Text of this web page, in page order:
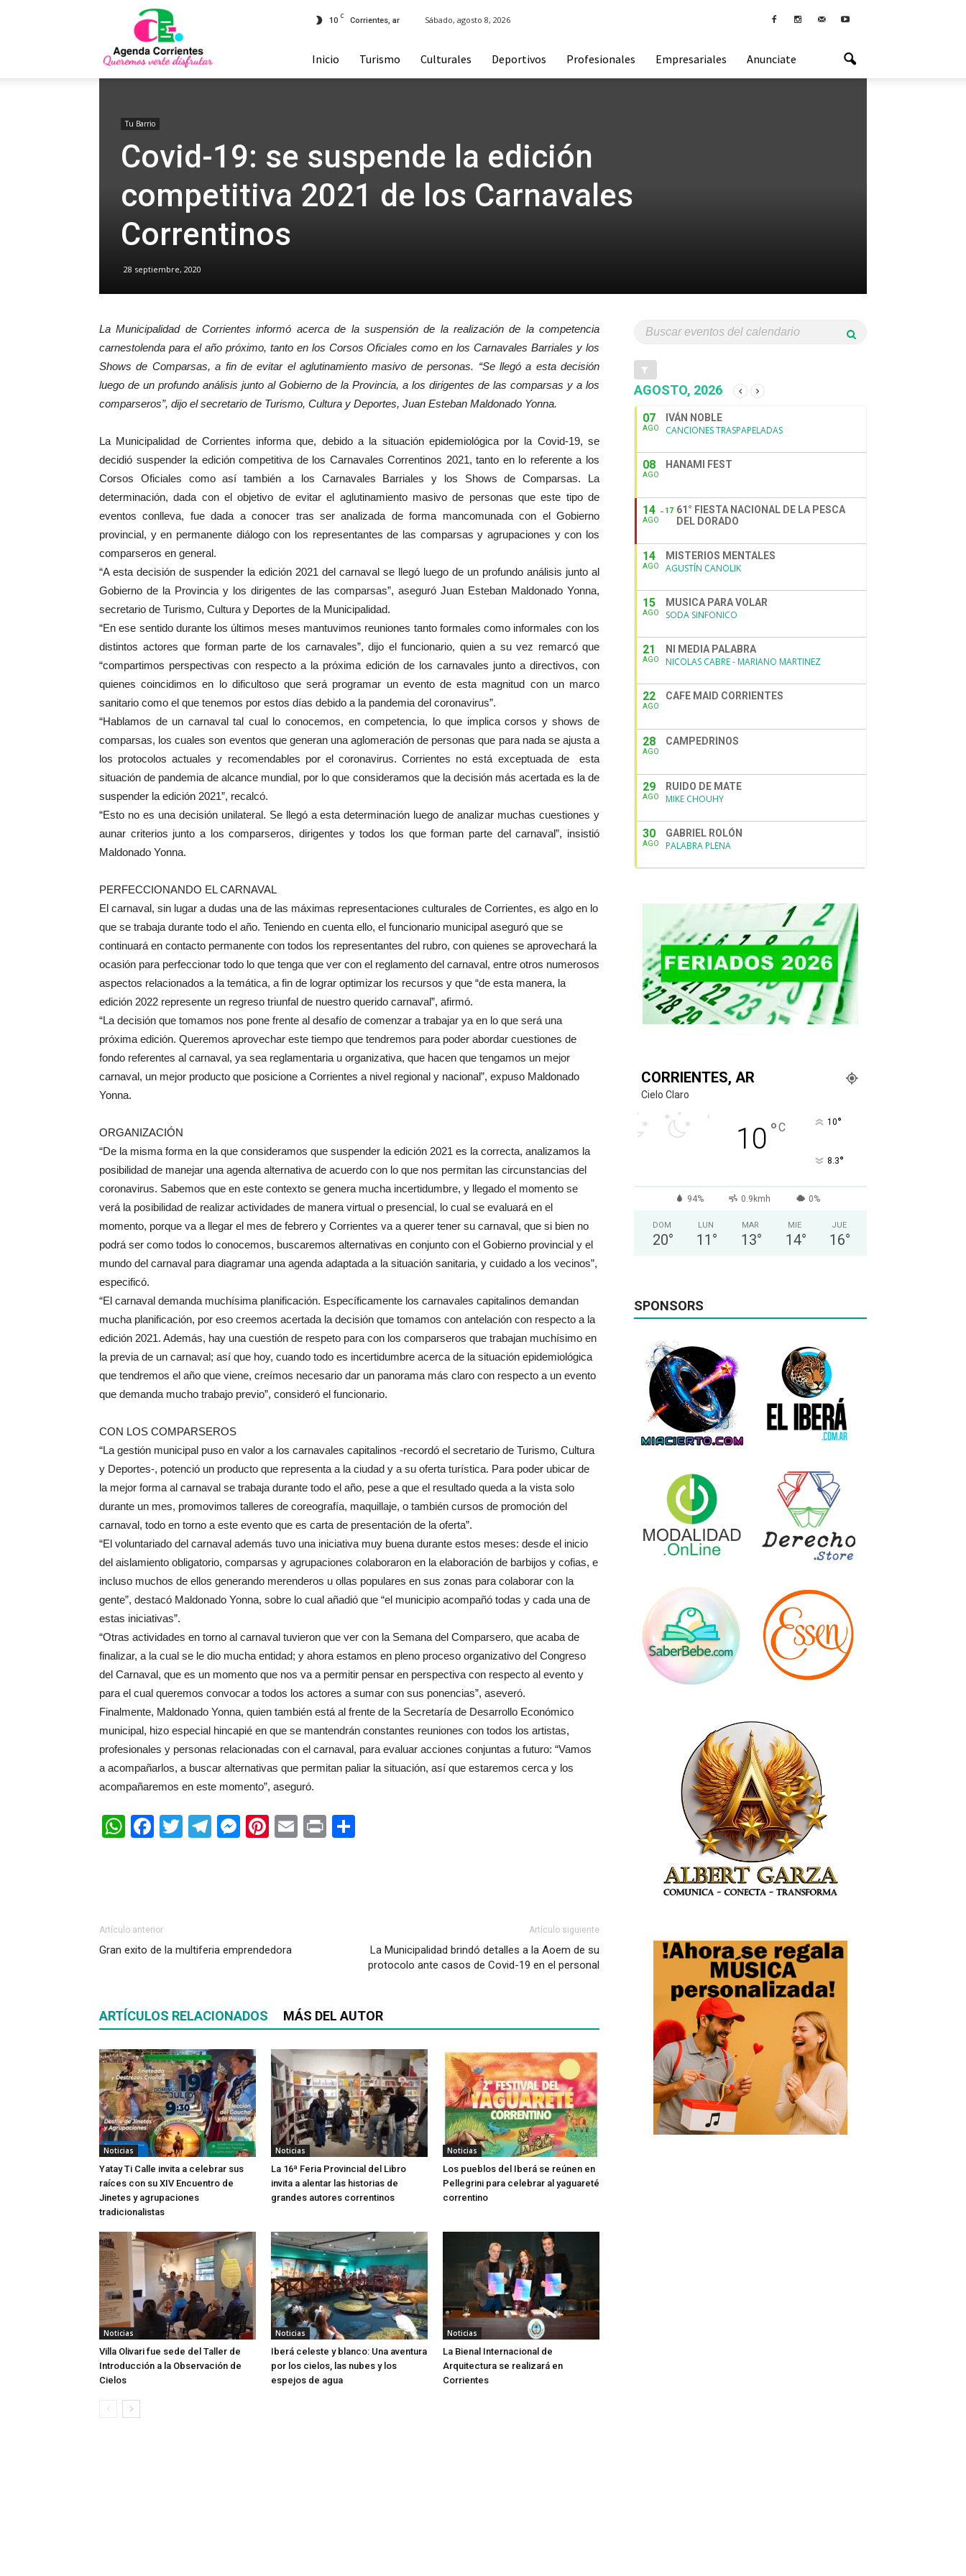
Corrientes
10 C
Corrientes, ar Sábado, agosto 8, 2026
Inicio Turismo Culturales Deportivos Profesionales Empresariales Anunciate
Tu Barrio
Covid-19: se suspende la edición
competitiva 2021 de los Carnavales
Correntinos
28 septiembre, 2020
La Municipalidad de Corrientes informó acerca de la suspensión de la realización de la competencia
carnestolenda para el año próximo, tanto en los Corsos Oficiales como en los Carnavales Barriales y los
Shows de Comparsas, a fin de evitar el aglutinamiento masivo de personas. “Se llegó a esta decisión
luego de un profundo análisis junto al Gobierno de la Provincia, a los dirigentes de las comparsas y a los
comparseros”, dijo el secretario de Turismo, Cultura y Deportes, Juan Esteban Maldonado Yonna.
La Municipalidad de Corrientes informa que, debido a la situación epidemiológica por la Covid-19, se
decidió suspender la edición competitiva de los Carnavales Correntinos 2021, tanto en lo referente a los
Corsos Oficiales como así también a los Carnavales Barriales y los Shows de Comparsas. La
determinación, dada con el objetivo de evitar el aglutinamiento masivo de personas que este tipo de
eventos conlleva, fue dada a conocer tras ser analizada de forma mancomunada con el Gobierno
provincial, y en permanente diálogo con los representantes de las comparsas y agrupaciones y con los
comparseros en general.
“A esta decisión de suspender la edición 2021 del carnaval se llegó luego de un profundo análisis junto al
Gobierno de la Provincia y los dirigentes de las comparsas”, aseguró Juan Esteban Maldonado Yonna,
secretario de Turismo, Cultura y Deportes de la Municipalidad.
“En ese sentido durante los últimos meses mantuvimos reuniones tanto formales como informales con los
distintos actores que forman parte de los carnavales”, dijo el funcionario, quien a su vez remarcó que
“compartimos perspectivas con respecto a la próxima edición de los carnavales junto a directivos, con
quienes coincidimos en lo dificultoso que será programar un evento de esta magnitud con un marco
sanitario como el que tenemos por estos días debido a la pandemia del coronavirus”.
“Hablamos de un carnaval tal cual lo conocemos, en competencia, lo que implica corsos y shows de
comparsas, los cuales son eventos que generan una aglomeración de personas que para nada se ajusta a
los protocolos actuales y recomendables por el coronavirus. Corrientes no está exceptuada de esta
situación de pandemia de alcance mundial, por lo que consideramos que la decisión más acertada es la de
suspender la edición 2021”, recalcó.
“Esto no es una decisión unilateral. Se llegó a esta determinación luego de analizar muchas cuestiones y
aunar criterios junto a los comparseros, dirigentes y todos los que forman parte del carnaval”, insistió
Maldonado Yonna.
PERFECCIONANDO EL CARNAVAL
El carnaval, sin lugar a dudas una de las máximas representaciones culturales de Corrientes, es algo en lo
que se trabaja durante todo el año. Teniendo en cuenta ello, el funcionario municipal aseguró que se
continuará en contacto permanente con todos los representantes del rubro, con quienes se aprovechará la
ocasión para perfeccionar todo lo que tenga que ver con el reglamento del carnaval, entre otros numerosos
aspectos relacionados a la temática, a fin de lograr optimizar los recursos y que “de esta manera, la
edición 2022 represente un regreso triunfal de nuestro querido carnaval”, afirmó.
“La decisión que tomamos nos pone frente al desafío de comenzar a trabajar ya en lo que será una
próxima edición. Queremos aprovechar este tiempo que tendremos para poder abordar cuestiones de
fondo referentes al carnaval, ya sea reglamentaria u organizativa, que hacen que tengamos un mejor
carnaval, un mejor producto que posicione a Corrientes a nivel regional y nacional”, expuso Maldonado
Yonna.
ORGANIZACIÓN
“De la misma forma en la que consideramos que suspender la edición 2021 es la correcta, analizamos la
posibilidad de manejar una agenda alternativa de acuerdo con lo que nos permitan las circunstancias del
coronavirus. Sabemos que en este contexto se genera mucha incertidumbre, y llegado el momento se
verá la posibilidad de realizar actividades de manera virtual o presencial, lo cual se evaluará en el
momento, porque va a llegar el mes de febrero y Corrientes va a querer tener su carnaval, que si bien no
podrá ser como todos lo conocemos, buscaremos alternativas en conjunto con el Gobierno provincial y el
mundo del carnaval para diagramar una agenda adaptada a la situación sanitaria, y cuidado a los vecinos”,
especificó.
“El carnaval demanda muchísima planificación. Específicamente los carnavales capitalinos demandan
mucha planificación, por eso creemos acertada la decisión que tomamos con antelación con respecto a la
edición 2021. Además, hay una cuestión de respeto para con los comparseros que trabajan muchísimo en
la previa de un carnaval; así que hoy, cuando todo es incertidumbre acerca de la situación epidemiológica
que tendremos el año que viene, creímos necesario dar un panorama más claro con respecto a un evento
que demanda mucho trabajo previo”, consideró el funcionario.
CON LOS COMPARSEROS
“La gestión municipal puso en valor a los carnavales capitalinos -recordó el secretario de Turismo, Cultura
y Deportes-, potenció un producto que representa a la ciudad y a su oferta turística. Para poder ubicar de
la mejor forma al carnaval se trabaja durante todo el año, pese a que el resultado queda a la vista solo
durante un mes, promovimos talleres de coreografía, maquillaje, o también cursos de promoción del
carnaval, todo en torno a este evento que es carta de presentación de la oferta”.
“El voluntariado del carnaval además tuvo una iniciativa muy buena durante estos meses: desde el inicio
del aislamiento obligatorio, comparsas y agrupaciones colaboraron en la elaboración de barbijos y cofias, e
incluso muchos de ellos generando merenderos u ollas populares en sus zonas para colaborar con la
gente”, destacó Maldonado Yonna, sobre lo cual añadió que “el municipio acompañó todas y cada una de
estas iniciativas”.
“Otras actividades en torno al carnaval tuvieron que ver con la Semana del Comparsero, que acaba de
finalizar, a la cual se le dio mucha entidad; y ahora estamos en pleno proceso organizativo del Congreso
del Carnaval, que es un momento que nos va a permitir pensar en perspectiva con respecto al evento y
para el cual queremos convocar a todos los actores a sumar con sus ponencias”, aseveró.
Finalmente, Maldonado Yonna, quien también está al frente de la Secretaría de Desarrollo Económico
municipal, hizo especial hincapié en que se mantendrán constantes reuniones con todos los artistas,
profesionales y personas relacionadas con el carnaval, para evaluar acciones conjuntas a futuro: “Vamos
a acompañarlos, a buscar alternativas que permitan paliar la situación, así que estaremos cerca y los
acompañaremos en este momento”, aseguró.
WhatsApp
Facebook
TwitterTelegram
Messenger
Pinterest
EmailPrint
Artículo anterior
Gran exito de la multiferia emprendedora
Artículo siguiente
La Municipalidad brindó detalles a la Aoem de su
protocolo ante casos de Covid-19 en el personal
ARTÍCULOS RELACIONADOS MÁS DEL AUTOR
Noticias
Yatay Ti Calle invita a celebrar sus
raíces con su XIV Encuentro de
Jinetes y agrupaciones
tradicionalistas
Noticias
La 16ª Feria Provincial del Libro
invita a alentar las historias de
grandes autores correntinos
Noticias
Los pueblos del Iberá se reúnen en
Pellegrini para celebrar al yaguareté
correntino
Noticias
Villa Olivari fue sede del Taller de
Introducción a la Observación de
Cielos
Noticias
Iberá celeste y blanco: Una aventura
por los cielos, las nubes y los
espejos de agua
Noticias
La Bienal Internacional de
Arquitectura se realizará en
Corrientes
AGOSTO, 2026
07
AGO
IVÁN NOBLE
CANCIONES TRASPAPELADAS
08
AGO
HANAMI FEST
14
AGO
17 61° FIESTA NACIONAL DE LA PESCA
DEL DORADO
14
AGO
MISTERIOS MENTALES
AGUSTÍN CANOLIK
15
AGO
MUSICA PARA VOLAR
SODA SINFONICO
21
AGO
NI MEDIA PALABRA
NICOLAS CABRE - MARIANO MARTINEZ
22
AGO
CAFE MAID CORRIENTES
28
AGO
CAMPEDRINOS
29
AGO
RUIDO DE MATE
MIKE CHOUHY
30
AGO
GABRIEL ROLÓN
PALABRA PLENA
CORRIENTES, AR
Cielo Claro
10 °C 10°
8.3°
94% 0.9kmh 0%
DOM
20°
LUN
11 °
MAR
13°
MIE
14°
JUE
16°
SPONSORS